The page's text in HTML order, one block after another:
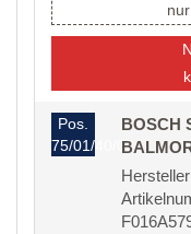
Pos.
75/01/40/02
BOSCH